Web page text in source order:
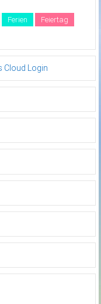
Ferien
Feiertag